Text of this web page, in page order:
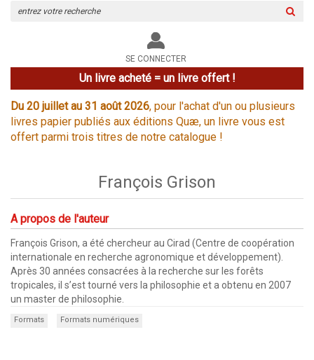
le
site
SE CONNECTER
Un livre acheté = un livre offert !
Du 20 juillet au 31 août 2026, pour l'achat d'un ou plusieurs
livres papier publiés aux éditions Quæ, un livre vous est
offert parmi trois titres de notre catalogue !
François Grison
A propos de l'auteur
François Grison, a été chercheur au Cirad (Centre de coopération
internationale en recherche agronomique et développement).
Après 30 années consacrées à la recherche sur les forêts
tropicales, il s’est tourné vers la philosophie et a obtenu en 2007
un master de philosophie.
Formats Formats numériques